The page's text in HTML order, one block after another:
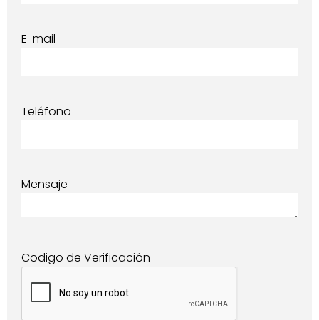
E-mail
Teléfono
Mensaje
Codigo de Verificación